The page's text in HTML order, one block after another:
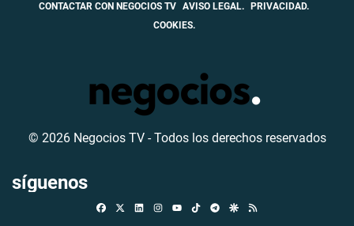
CONTACTAR CON NEGOCIOS TV AVISO LEGAL.
PRIVACIDAD.
COOKIES.
© 2026 Negocios TV - Todos los derechos reservados
síguenos
FacebookLinkedinInstagramTikTokTelegramGoogle Discover